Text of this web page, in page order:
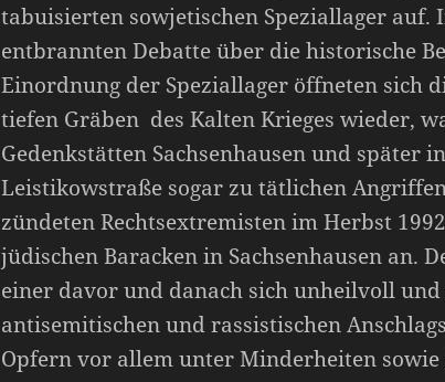
tabuisierten sowjetischen Speziallager
entbrannten Debatte über die historische
Einordnung der Speziallager öffneten sich
tiefen Gräben des Kalten Krieges wieder,
Gedenkstätten Sachsenhausen und später
Leistikowstraße sogar zu tätlichen
zündeten Rechtsextremisten im Herbst
jüdischen Baracken in Sachsenhausen an.
einer davor und danach sich unheilvoll
antisemitischen und rassistischen
Opfern vor allem unter Minderheiten